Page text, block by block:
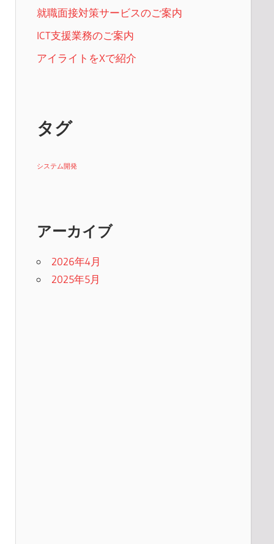
就職面接対策サービスのご案内
ICT支援業務のご案内
アイライトをXで紹介
タグ
システム開発
アーカイブ
2026年4月
2025年5月